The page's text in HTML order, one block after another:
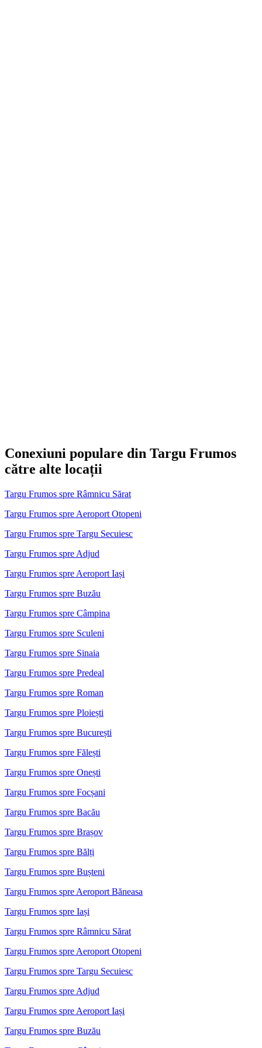
Conexiuni populare din Targu Frumos
către alte locații
Targu Frumos spre Râmnicu Sărat
Targu Frumos spre Aeroport Otopeni
Targu Frumos spre Targu Secuiesc
Targu Frumos spre Adjud
Targu Frumos spre Aeroport Iași
Targu Frumos spre Buzău
Targu Frumos spre Câmpina
Targu Frumos spre Sculeni
Targu Frumos spre Sinaia
Targu Frumos spre Predeal
Targu Frumos spre Roman
Targu Frumos spre Ploiești
Targu Frumos spre București
Targu Frumos spre Fălești
Targu Frumos spre Onești
Targu Frumos spre Focșani
Targu Frumos spre Bacău
Targu Frumos spre Brașov
Targu Frumos spre Bălți
Targu Frumos spre Bușteni
Targu Frumos spre Aeroport Băneasa
Targu Frumos spre Iași
Targu Frumos spre Râmnicu Sărat
Targu Frumos spre Aeroport Otopeni
Targu Frumos spre Targu Secuiesc
Targu Frumos spre Adjud
Targu Frumos spre Aeroport Iași
Targu Frumos spre Buzău